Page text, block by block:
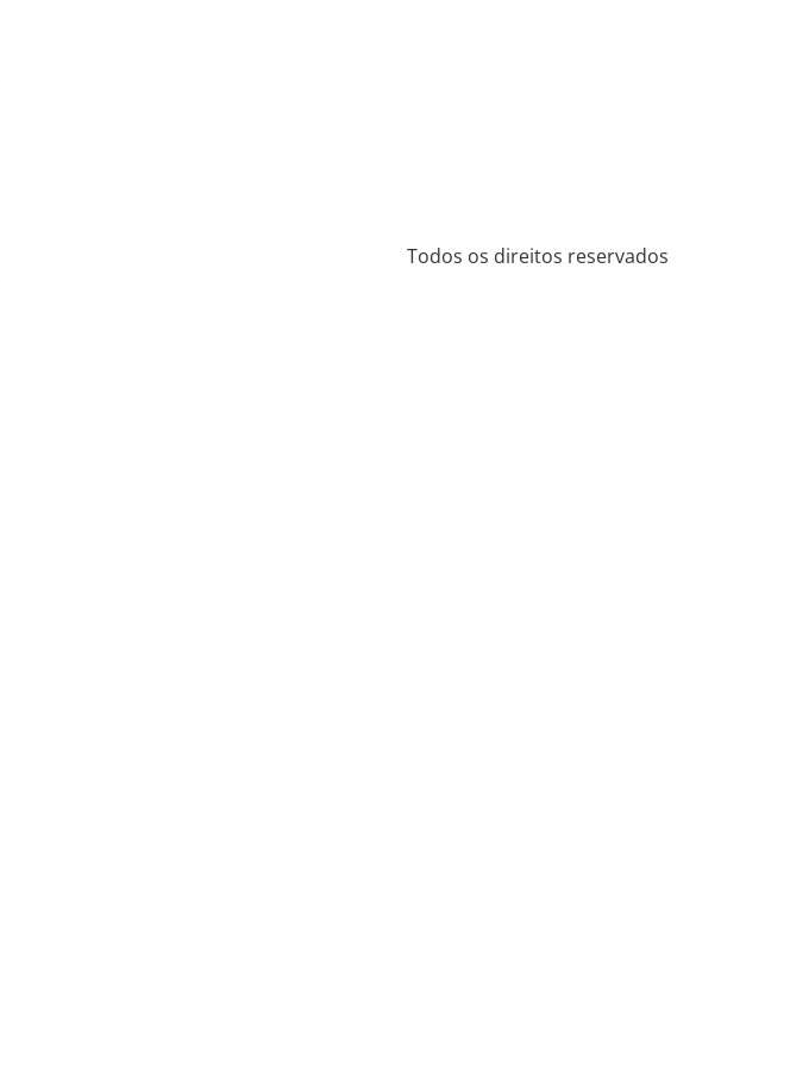
Todos os direitos reservados